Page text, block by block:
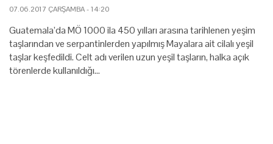
07.06.2017 ÇARŞAMBA - 14:20
Guatemala’da MÖ 1000 ila 450 yılları arasına tarihlenen yeşim
taşlarından ve serpantinlerden yapılmış Mayalara ait cilalı yeşil
taşlar keşfedildi. Celt adı verilen uzun yeşil taşların, halka açık
törenlerde kullanıldığı…